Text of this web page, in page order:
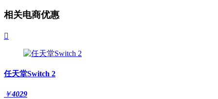
相关电商优惠

任天堂Switch 2
￥4029